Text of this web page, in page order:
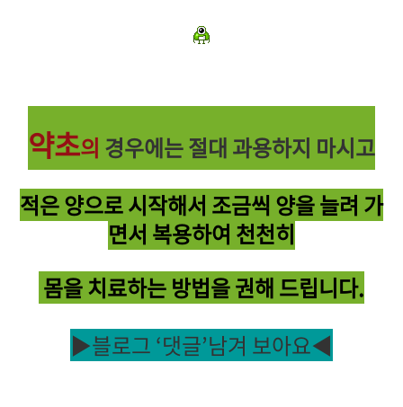
약초의 경우에는 절대 과용하지 마시고
적은 양으로시작해서 조금씩 양을 늘려 가
면서 복용하여 천천히
몸을 치료하는 방법을 권해 드립니다.
▶블로그 ‘댓글’남겨 보아요◀